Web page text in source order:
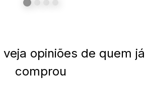
opiniões de quem já
comprou